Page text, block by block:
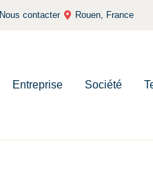
Nous contacter Rouen, France
Entreprise Société